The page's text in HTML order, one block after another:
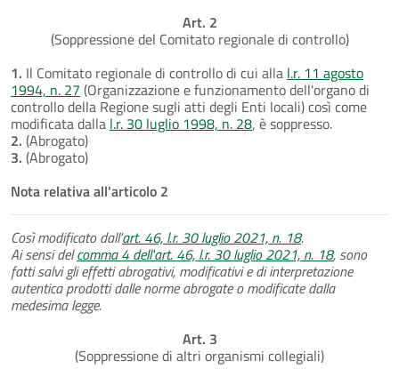
Art. 2
(Soppressione del Comitato regionale di controllo)
1. Il Comitato regionale di controllo di cui alla l.r. 11 agosto
1994, n. 27 (Organizzazione e funzionamento dell'organo di
controllo della Regione sugli atti degli Enti locali) così come
modificata dalla l.r. 30 luglio 1998, n. 28, è soppresso.
2. (Abrogato)
3. (Abrogato)
Nota relativa all'articolo 2
Così modificato dall'art. 46, l.r. 30 luglio 2021, n. 18.
Ai sensi delcomma 4 dell'art. 46, l.r. 30 luglio 2021, n. 18, sono
fatti salvi gli effetti abrogativi, modificativi e di interpretazione
autentica prodotti dalle norme abrogate o modificate dalla
medesima legge.
Art. 3
(Soppressione di altri organismi collegiali)